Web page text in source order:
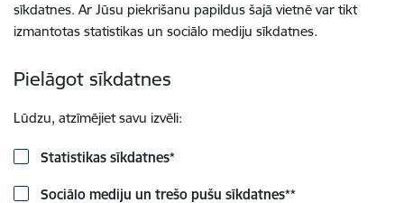
sīkdatnes. Ar Jūsu piekrišanu papildus šajā vietnē var tikt
izmantotas statistikas un sociālo mediju sīkdatnes.
Pielāgot sīkdatnes
Lūdzu, atzīmējiet savu izvēli:
Statistikas sīkdatnes*
Sociālo mediju un trešo pušu sīkdatnes**